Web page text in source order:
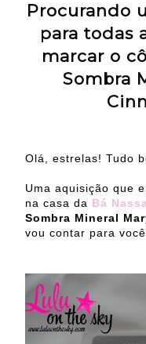
Procurando
para todas
marcar o
Sombra
Olá, estrelas! Tudo
Uma aquisição que
na casa da Bá
Sombra Mineral
vou contar para